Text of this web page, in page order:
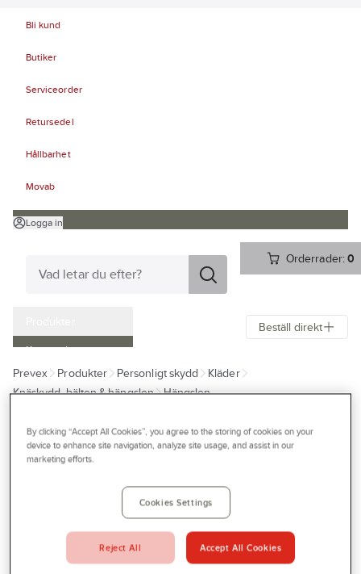
Bli kund
Butiker
Serviceorder
Retursedel
Hållbarhet
Movab
Logga in
Orderrader:0
Kampanjer
Outlet
Bli kund
Aktuellt
Serviceverkstad
Beställ direkt
Prevex Produkter Personligt skydd
Kläder
Knäskydd, bälten & hängslen
Hängslen
HELLY HANSEN
Hängsle
Hansen
79523
HÄNGSLEN
SVART STD
By clicking “Accept All Cookies”, you agree to the storing of cookies on your
device to enhance site navigation, analyze site usage, and assist in our
marketing efforts.
Cookies Settings
Reject All Accept All Cookies